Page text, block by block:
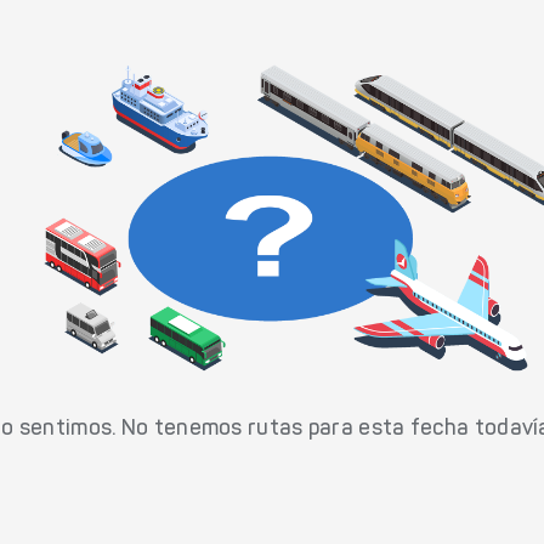
sentimos. No tenemos rutas para esta fecha